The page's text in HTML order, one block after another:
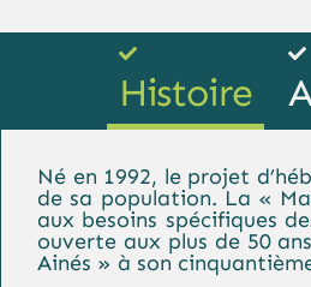
Histoire
Né en 1992, leprojet
de sa population. La «
aux besoins spécifiques
ouverte aux plus de 50
Ainés » à son